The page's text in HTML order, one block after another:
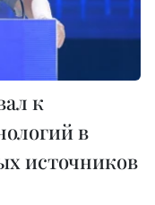
к
в
источников